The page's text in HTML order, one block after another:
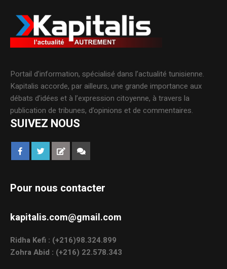
Portail d’information, spécialisé dans l’actualité tunisienne.
Kapitalis accorde, par ailleurs, une grande importance aux
débats d’idées et à l’expression citoyenne, à travers la
publication de tribunes, d’opinions et de commentaires.
SUIVEZ NOUS
Pour nous contacter
kapitalis.com@gmail.com
Ridha Kefi : (+216)98.324.899
Zohra Abid : (+216) 22.578.343